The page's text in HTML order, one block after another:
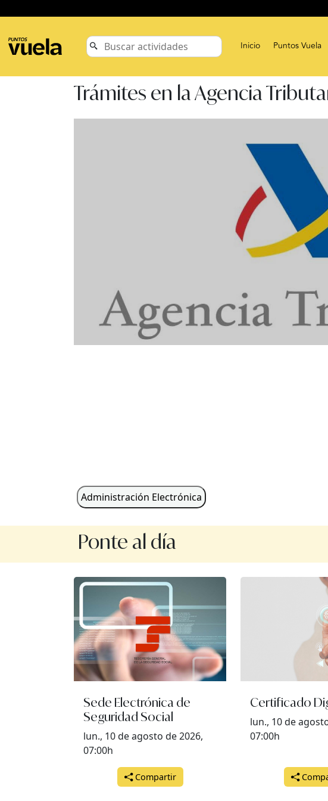
Inicio Puntos Vuela
Trámites en la Agencia
Administración Electrónica
Ponte al día
Sede Electrónica de
Seguridad Social
lun., 10 de agosto de 2026,
07:00h
Compartir
Certificado
lun., 10 de
07:00h